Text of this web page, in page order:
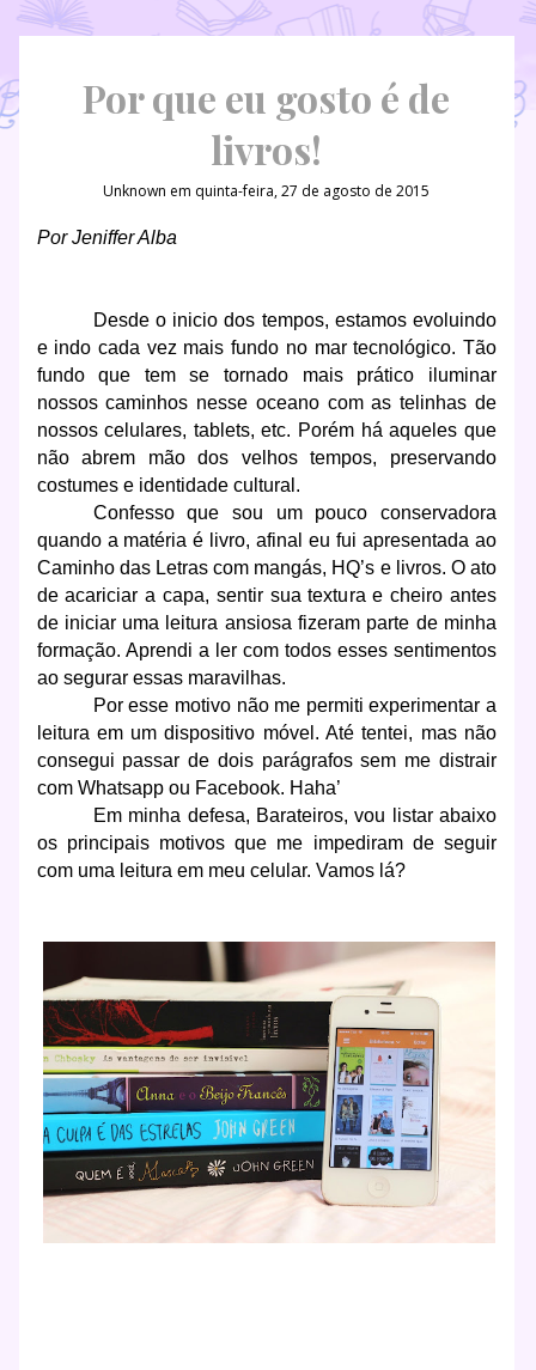
Por que eu gosto é de
livros!
Unknown em quinta-feira, 27 de agosto de 2015
Por Jeniffer Alba
Desde o inicio dos tempos, estamos evoluindo
e indo cada vez mais fundo no mar tecnológico. Tão
fundo que tem se tornado mais prático iluminar
nossos caminhos nesse oceano com as telinhas de
nossos celulares, tablets, etc. Porém há aqueles que
não abrem mão dos velhos tempos, preservando
costumes e identidade cultural.
Confesso que sou um pouco conservadora
quando a matéria é livro, afinal eu fui apresentada ao
Caminho das Letras com mangás, HQ’s e livros. O ato
de acariciar a capa, sentir sua textura e cheiro antes
de iniciar uma leitura ansiosa fizeram parte de minha
formação. Aprendi a ler com todos esses sentimentos
ao segurar essas maravilhas.
Por esse motivo não me permiti experimentar a
leitura em um dispositivo móvel. Até tentei, mas não
consegui passar de dois parágrafos sem me distrair
com Whatsapp ou Facebook. Haha’
Em minha defesa, Barateiros, vou listar abaixo
os principais motivos que me impediram de seguir
com uma leitura em meu celular. Vamos lá?